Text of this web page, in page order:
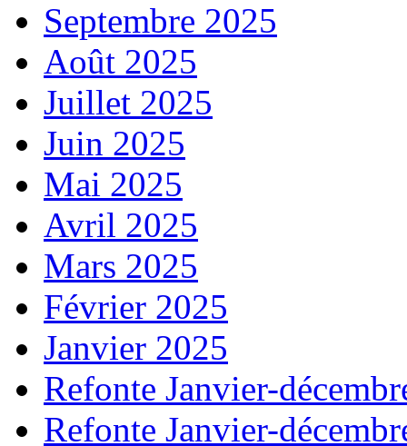
Septembre 2025
Août 2025
Juillet 2025
Juin 2025
Mai 2025
Avril 2025
Mars 2025
Février 2025
Janvier 2025
Refonte Janvier-
Refonte Janvier-